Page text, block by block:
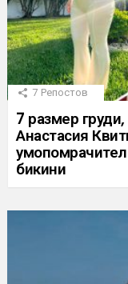
7 Репостов
7 размер
Анастасия
бикини